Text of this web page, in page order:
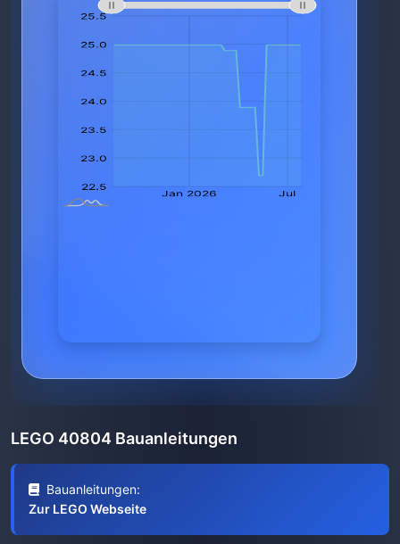
LEGO 40804 Bauanleitungen
Bauanleitungen:
Zur LEGO Webseite